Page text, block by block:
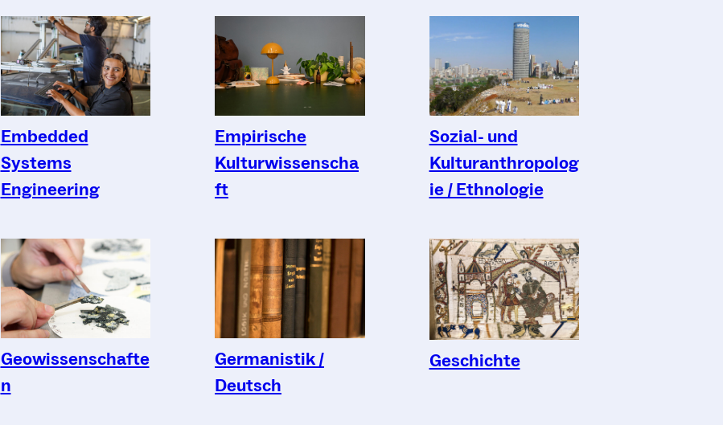
Embedded
Systems
Engineering
Empirische
Kulturwissenscha
ft
Sozial- und
Kulturanthropolog
ie / Ethnologie
Geowissenschafte
n
Germanistik /
Deutsch
Geschichte